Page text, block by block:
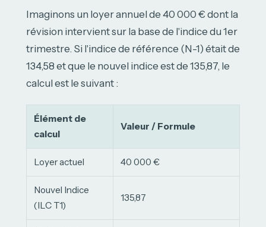
Imaginons un loyer annuel de 40 000 € dont la
révision intervient sur la base de l'indice du 1er
trimestre. Si l'indice de référence (N-1) était de
134,58 et que le nouvel indice est de 135,87, le
calcul est le suivant :
Élément de
calcul
Valeur / Formule
Loyer actuel 40 000 €
Nouvel Indice
(ILC T1)
135,87